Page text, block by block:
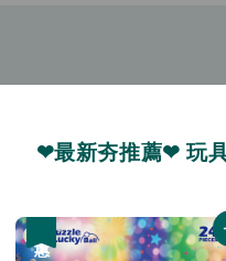
❤最新夯推薦❤ 玩